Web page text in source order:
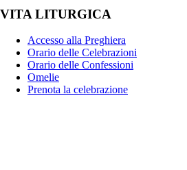
VITA LITURGICA
Accesso alla Preghiera
Orario delle Celebrazioni
Orario delle Confessioni
Omelie
Prenota la celebrazione